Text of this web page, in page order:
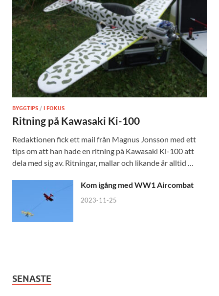
BYGGTIPS / I FOKUS
Ritning på Kawasaki Ki-100
Redaktionen fick ett mail från Magnus Jonsson med ett
tips om att han hade en ritning på Kawasaki Ki-100 att
dela med sig av. Ritningar, mallar och likande är alltid …
Kom igång med WW1 Aircombat
2023-11-25
SENASTE